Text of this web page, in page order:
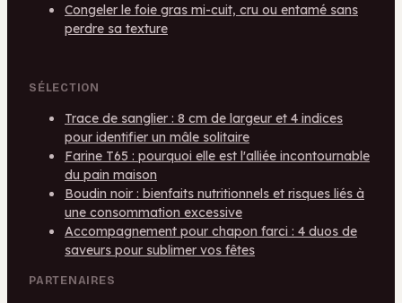
Congeler le foie gras mi-cuit, cru ou entamé sans
perdre sa texture
SÉLECTION
Trace de sanglier : 8 cm de largeur et 4 indices
pour identifier un mâle solitaire
Farine T65 : pourquoi elle est l'alliée incontournable
du pain maison
Boudin noir : bienfaits nutritionnels et risques liés à
une consommation excessive
Accompagnement pour chapon farci : 4 duos de
saveurs pour sublimer vos fêtes
PARTENAIRES